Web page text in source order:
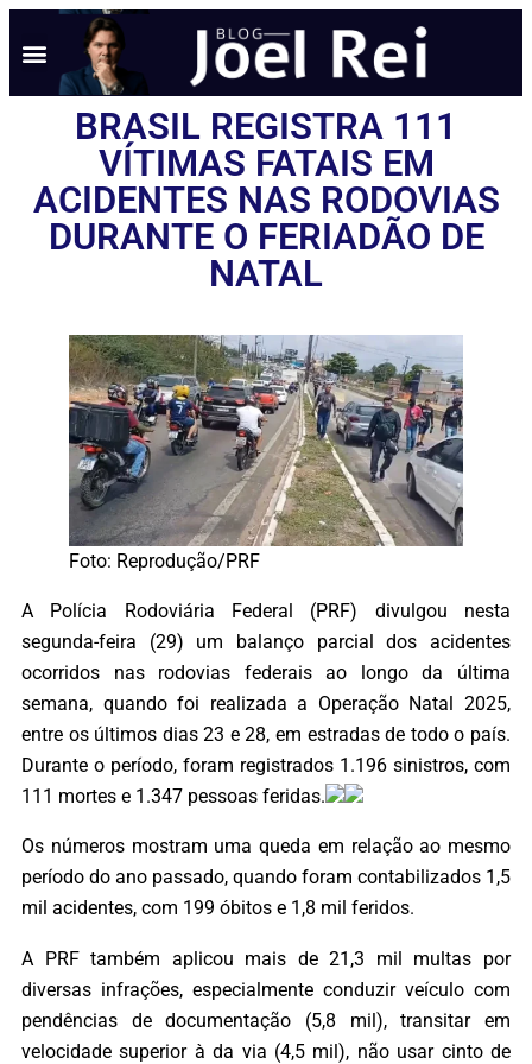
BRASIL REGISTRA 111
VÍTIMAS FATAIS EM
ACIDENTES NAS RODOVIAS
DURANTE O FERIADÃO DE
NATAL
Foto: Reprodução/PRF
A Polícia Rodoviária Federal (PRF) divulgou nesta
segunda-feira (29) um balanço parcial dos acidentes
ocorridos nas rodovias federais ao longo da última
semana, quando foi realizada a Operação Natal 2025,
entre os últimos dias 23 e 28, em estradas de todo o país.
Durante o período, foram registrados 1.196 sinistros, com
111 mortes e 1.347 pessoas feridas.
Os números mostram uma queda em relação ao mesmo
período do ano passado, quando foram contabilizados 1,5
mil acidentes, com 199 óbitos e 1,8 mil feridos.
A PRF também aplicou mais de 21,3 mil multas por
diversas infrações, especialmente conduzir veículo com
pendências de documentação (5,8 mil), transitar em
velocidade superior à da via (4,5 mil), não usar cinto de